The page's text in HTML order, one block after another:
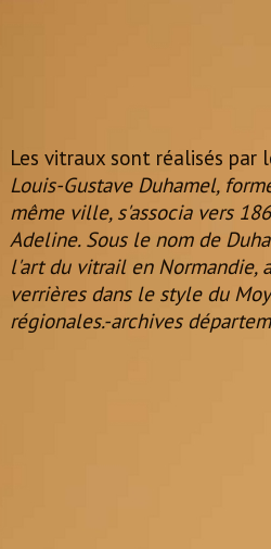
Les vitraux sont réalisés
Louis-Gustave Duhamel,
même ville, s'associa vers
Adeline. Sous le nom de
l'art du vitrail en Normandie,
verrières dans le style du
régionales.-archives